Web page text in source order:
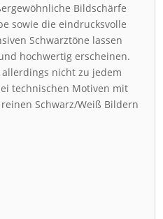
Bildschärfe
sowie die eindrucksvolle
Schwarztöne lassen
hochwertig erscheinen.
nicht zu jedem
technischen Motiven mit
Schwarz/Weiß Bildern